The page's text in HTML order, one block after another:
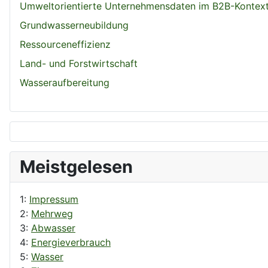
Umweltorientierte Unternehmensdaten im B2B-
Grundwasserneubildung
Ressourceneffizienz
Land- und Forstwirtschaft
Wasseraufbereitung
Meistgelesen
1: Impressum
2: Mehrweg
3: Abwasser
4: Energieverbrauch
5: Wasser